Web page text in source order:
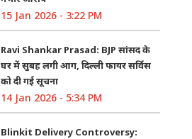
15 Jan 2026 - 3:22 PM
Ravi Shankar Prasad: BJP सांसद के
घर में सुबह लगी आग, दिल्ली फायर सर्विस
को दी गई सूचना
14 Jan 2026 - 5:34 PM
Blinkit Delivery Controversy: